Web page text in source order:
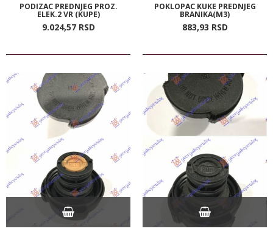
PODIZAC PREDNJEG PROZ.
ELEK.2 VR (KUPE)
9.024,57 RSD
POKLOPAC KUKE PREDNJEG
BRANIKA(M3)
883,93 RSD